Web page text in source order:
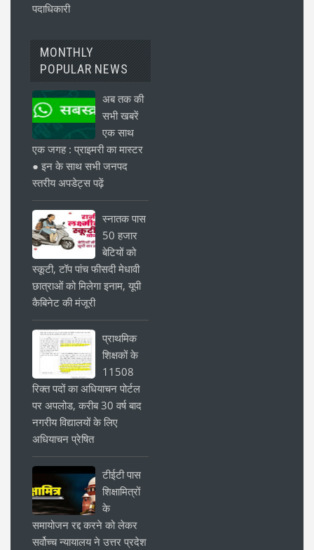
पदाधिकारी
MONTHLY
POPULAR NEWS
अब तक की
सभी खबरें
एक साथ
एक जगह : प्राइमरी का मास्टर
● इन के साथ सभी जनपद
स्तरीय अपडेट्स पढ़ें
स्नातक पास
50 हजार
बेटियों को
स्कूटी, टॉप पांच फीसदी मेधावी
छात्राओं को मिलेगा इनाम, यूपी
कैबिनेट की मंजूरी
प्राथमिक
शिक्षकों के
11508
रिक्त पदों का अधियाचन पोर्टल
पर अपलोड, करीब 30 वर्ष बाद
नगरीय विद्यालयों के लिए
अधियाचन प्रेषित
टीईटी पास
शिक्षामित्रों
के
समायोजन रद्द करने को लेकर
सर्वोच्च न्यायालय ने उत्तर प्रदेश